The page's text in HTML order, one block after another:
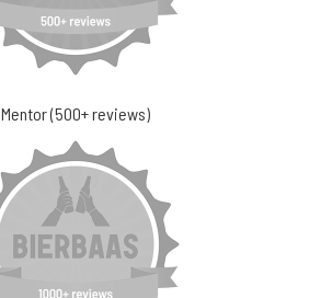
Mentor (500+ reviews)